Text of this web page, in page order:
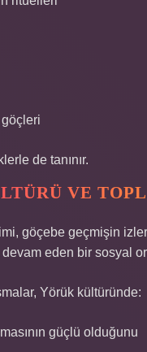
de tanınır.
VE
göçebe geçmişin
eden bir sosyal
Yörük kültüründe:
güçlü olduğunu